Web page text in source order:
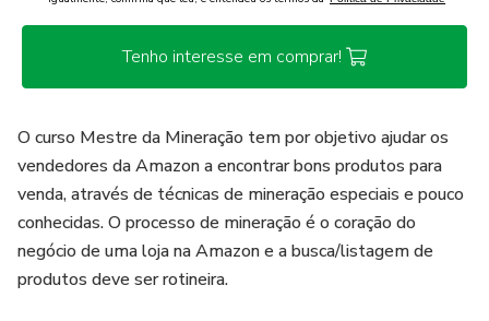
Tenho interesse em comprar!
O curso Mestre da Mineração tem por objetivo ajudar os
vendedores da Amazon a encontrar bons produtos para
venda, através de técnicas de mineração especiais e pouco
conhecidas. O processo de mineração é o coração do
negócio de uma loja na Amazon e a busca/listagem de
produtos deve ser rotineira.